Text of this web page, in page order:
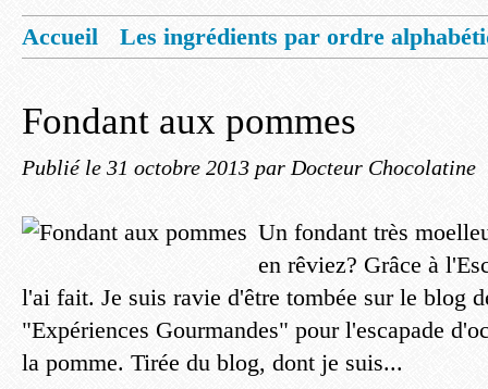
Accueil
Les ingrédients par ordre
Fondant aux pommes
Publié le 31 octobre 2013 par Docteur Chocolatine
Un fondant très
en rêviez? Grâce à
l'ai fait. Je suis ravie d'être tombée sur le blog
"Expériences Gourmandes" pour l'escapade
la pomme. Tirée du blog, dont je suis...